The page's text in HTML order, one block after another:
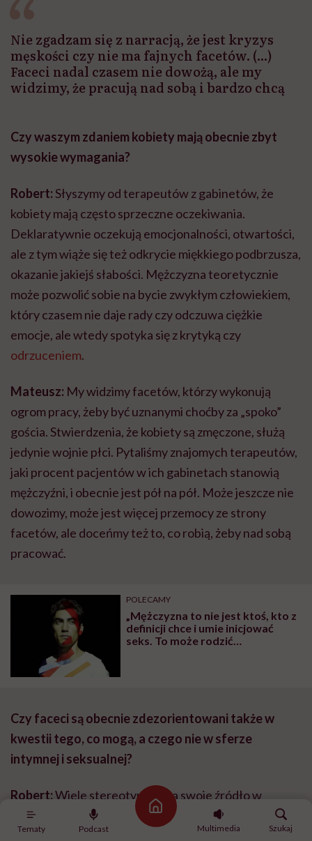
Tematy Podcast
Strona główna
Multimedia
Szukaj
Nie zgadzam się z narracją, że jest kryzys
męskości czy nie ma fajnych facetów. (...)
Faceci nadal czasem nie dowożą, ale my
widzimy, że pracują nad sobą i bardzo chcą
Czy waszym zdaniem kobiety mają obecnie zbyt
wysokie wymagania?
Robert:Słyszymy od terapeutów z gabinetów, że
kobiety mają często sprzeczne oczekiwania.
Deklaratywnie oczekują emocjonalności, otwartości,
ale z tym wiąże się też odkrycie miękkiego podbrzusza,
okazanie jakiejś słabości. Mężczyzna teoretycznie
może pozwolić sobie na bycie zwykłym człowiekiem,
który czasem nie daje rady czy odczuwa ciężkie
emocje, ale wtedy spotyka się z krytyką czy
odrzuceniem.
Mateusz: My widzimy facetów, którzy wykonują
ogrom pracy, żeby być uznanymi choćby za „spoko”
gościa. Stwierdzenia, że kobiety są zmęczone, służą
jedynie wojnie płci. Pytaliśmy znajomych terapeutów,
jaki procent pacjentów w ich gabinetach stanowią
mężczyźni, i obecnie jest pół na pół. Może jeszcze nie
dowozimy, może jest więcej przemocy ze strony
facetów, ale doceńmy też to, co robią, żeby nad sobą
pracować.
POLECAMY
„Mężczyzna to nie jest ktoś, kto z
definicji chce i umie inicjować
seks. To może rodzić
Czy faceci są obecnie zdezorientowani także w
kwestii tego, co mogą, a czego nie w sferze
intymnej i seksualnej?
Robert:Wiele stereotypów ma swoje źródło w
pornografii, która jest mocno zmaskulinizowana.
Kobiety pokazuje zazwyczaj w roli przedmiotu, a